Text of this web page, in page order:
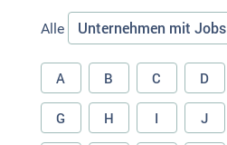
Alle Unternehmen mit Jobs
A B C D
G H I J